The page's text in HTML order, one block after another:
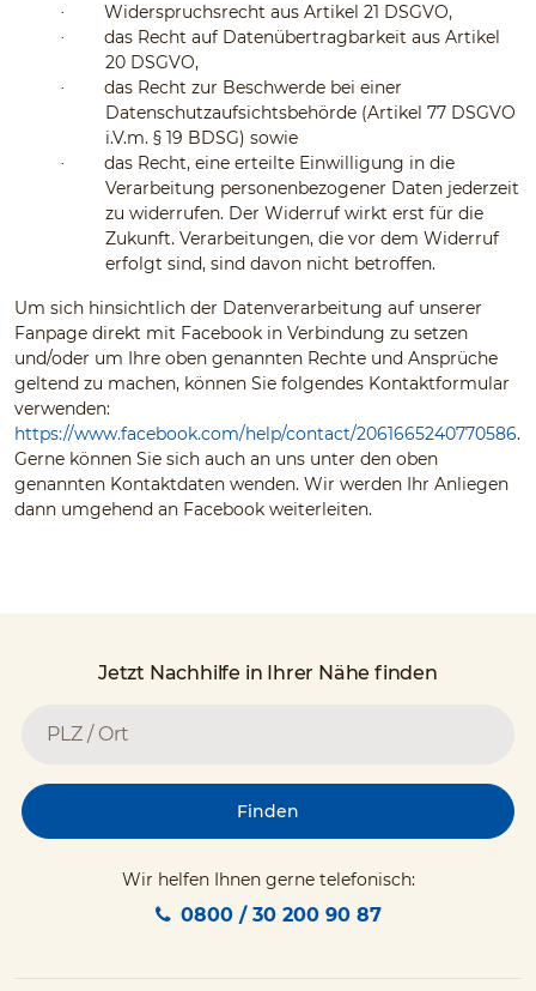
· Widerspruchsrecht aus Artikel 21 DSGVO,
·
das Recht auf Datenübertragbarkeit aus Artikel
20 DSGVO,
·
das Recht zur Beschwerde bei einer
Datenschutzaufsichtsbehörde (Artikel 77 DSGVO
i.V.m. § 19 BDSG) sowie
·
das Recht, eine erteilte Einwilligung in die
Verarbeitung personenbezogener Daten jederzeit
zu widerrufen. Der Widerruf wirkt erst für die
Zukunft. Verarbeitungen, die vor dem Widerruf
erfolgt sind, sind davon nicht betroffen.
Um sich hinsichtlich der Datenverarbeitung auf unserer
Fanpage direkt mit Facebook in Verbindung zu setzen
und/oder um Ihre oben genannten Rechte und Ansprüche
geltend zu machen, können Sie folgendes Kontaktformular
verwenden:
https://www.facebook.com/help/contact/2061665240770586.
Gerne können Sie sich auch an uns unter den oben
genannten Kontaktdaten wenden. Wir werden Ihr Anliegen
dann umgehend an Facebook weiterleiten.
Jetzt Nachhilfe in Ihrer Nähe finden
Finden
Wir helfen Ihnen gerne telefonisch:
0800 / 30 200 90 87